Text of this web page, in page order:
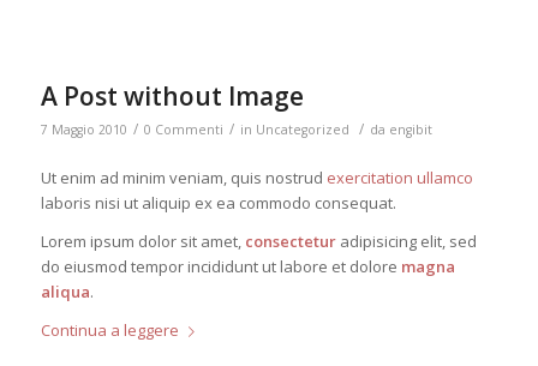
A Post without Image
7 Maggio 2010 / 0 Commenti / in Uncategorized / da engibit
Ut enim ad minim veniam, quis nostrud exercitation ullamco
laboris nisi ut aliquip ex ea commodo consequat.
Lorem ipsum dolor sit amet, consecteturadipisicing elit, sed
do eiusmod tempor incididunt ut labore et dolore magna
aliqua.
Continua a leggere